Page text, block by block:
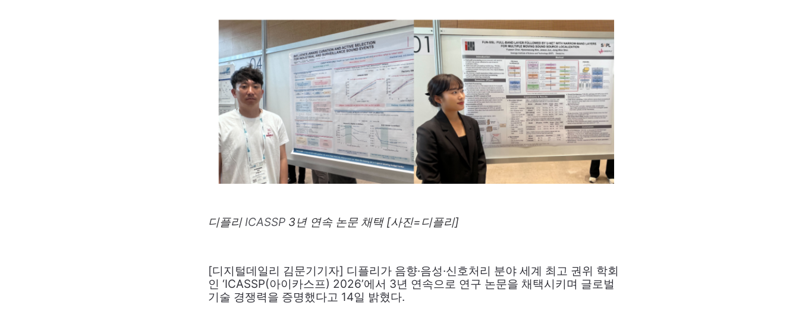
디플리 ICASSP 3년 연속 논문 채택 [사진=디플리]
[디지털데일리 김문기기자] 디플리가 음향·음성·신호처리 분야 세계 최고 권위 학회
인 ‘ICASSP(아이카스프) 2026’에서 3년 연속으로 연구 논문을 채택시키며 글로벌
기술 경쟁력을 증명했다고 14일 밝혔다.